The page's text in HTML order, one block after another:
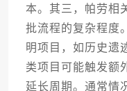
本。其三，帕劳相
批流程的复杂程度
明项目，如历史遗
类项目可能触发额
延长周期。通常情